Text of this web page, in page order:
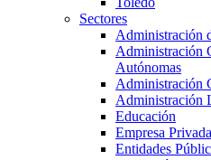
Sectores
Administración
Administración
Autónomas
Administración
Administración
Educación
Empresa Privada
Entidades